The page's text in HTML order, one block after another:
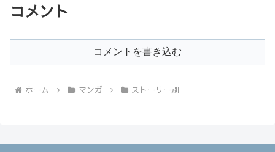
コメント
コメントを書き込む
ホーム マンガ ストーリー別